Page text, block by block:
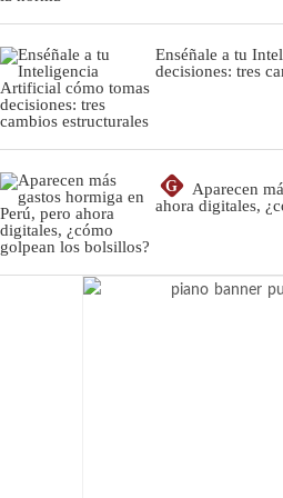
Enséñale a tu
decisiones: tres
G
Aparecen
ahora digitales,